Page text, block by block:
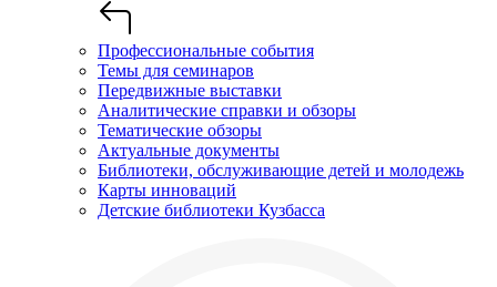
Профессиональные события
Темы для семинаров
Передвижные выставки
Аналитические справки и обзоры
Тематические обзоры
Актуальные документы
Библиотеки, обслуживающие детей и молодежь
Карты инноваций
Детские библиотеки Кузбасса